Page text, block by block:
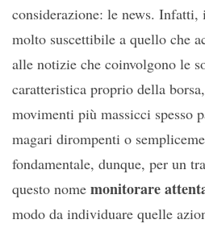
considerazione: le news.
molto suscettibile a quello che
alle notizie che coinvolgono le
caratteristica proprio della
movimenti più massicci spesso
magari dirompenti o
fondamentale, dunque, per un
questo nome monitorare
modo da individuare quelle